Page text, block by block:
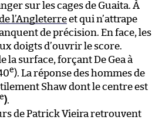
sur les cages de Guaita. À
l’Angleterreet qui n’attrape
de précision. En face, les
doigts d’ouvrir le score.
la surface, forçant De Gea à
e). La réponse des hommes de
Shaw dont le centre est
e).
de Patrick Vieira retrouvent